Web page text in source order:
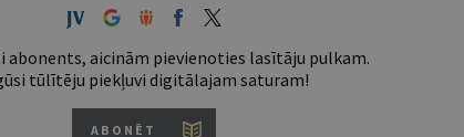
abonents, aicinām pievienoties lasītāju pulkam.
tūlītēju piekļuvi digitālajam saturam!
ABONĒT